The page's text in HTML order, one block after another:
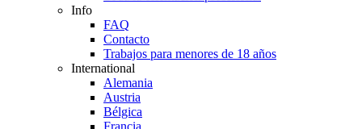
Info
FAQ
Contacto
Trabajos para menores de 18 años
International
Alemania
Austria
Bélgica
Francia